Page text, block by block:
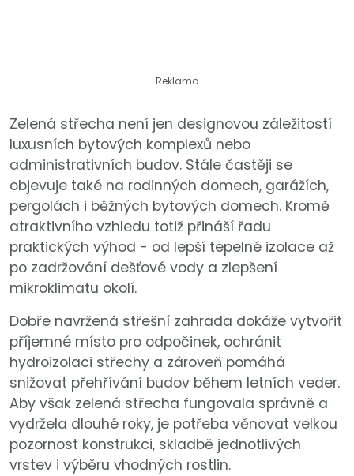
Reklama
Zelená střecha není jen designovou záležitostí
luxusních bytových komplexů nebo
administrativních budov. Stále častěji se
objevuje také na rodinných domech, garážích,
pergolách i běžných bytových domech. Kromě
atraktivního vzhledu totiž přináší řadu
praktických výhod - od lepší tepelné izolace až
po zadržování dešťové vody a zlepšení
mikroklimatu okolí.
Dobře navržená střešní zahrada dokáže vytvořit
příjemné místo pro odpočinek, ochránit
hydroizolaci střechy a zároveň pomáhá
snižovat přehřívání budov během letních veder.
Aby však zelená střecha fungovala správně a
vydržela dlouhé roky, je potřeba věnovat velkou
pozornost konstrukci, skladbě jednotlivých
vrstev i výběru vhodných rostlin.